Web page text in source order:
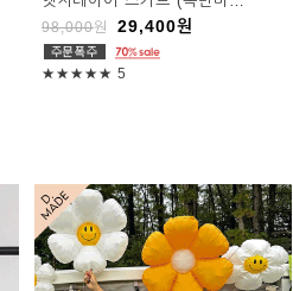
98,000원 29,400원
★★★★★ 5